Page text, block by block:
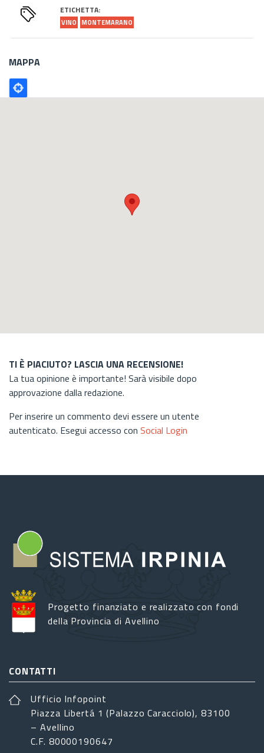
ETICHETTA:
VINO MONTEMARANO
MAPPA
Poligono
GEO
TI È PIACIUTO? LASCIA UNA RECENSIONE!
La tua opinione è importante! Sarà visibile dopo
approvazione dalla redazione.
Per inserire un commento devi essere un utente
autenticato. Esegui accesso con Social Login
Progetto finanziato e realizzato con fondi
della Provincia di Avellino
CONTATTI
Ufficio Infopoint
Piazza Libertá 1 (Palazzo Caracciolo), 83100
– Avellino
C.F. 80000190647